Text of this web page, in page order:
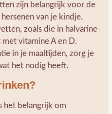
zijn belangrijk voor de
van je kindje.
zoals die in halvarine
vitamine A en D.
in je maaltijden, zorg je
het nodig heeft.
het belangrijk om